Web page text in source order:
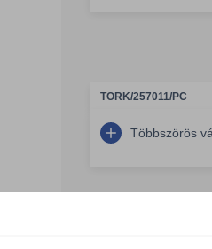
TORK/257011/PC
Többszörös